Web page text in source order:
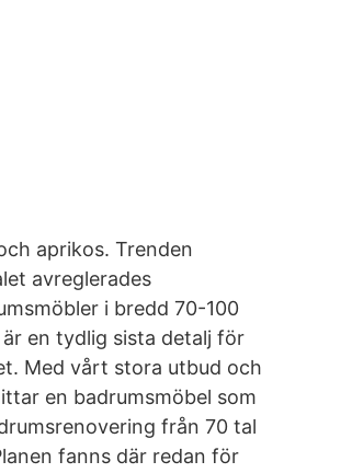
aprikos. Trenden
avreglerades
i bredd 70-100
en tydlig sista detalj för
Med vårt stora utbud och
en badrumsmöbel som
från 70 tal
fanns där redan för